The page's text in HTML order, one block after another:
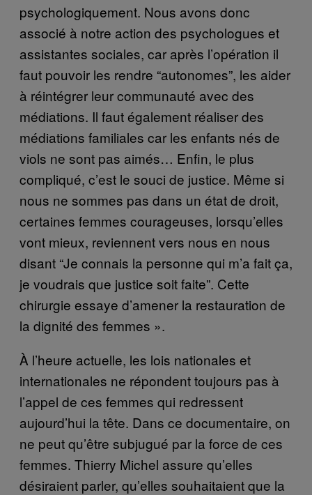
psychologiquement. Nous avons donc
associé à notre action des psychologues et
assistantes sociales, car après l’opération il
faut pouvoir les rendre “autonomes”, les aider
à réintégrer leur communauté avec des
médiations. Il faut également réaliser des
médiations familiales car les enfants nés de
viols ne sont pas aimés… Enfin, le plus
compliqué, c’est le souci de justice. Même si
nous ne sommes pas dans un état de droit,
certaines femmes courageuses, lorsqu’elles
vont mieux, reviennent vers nous en nous
disant “Je connais la personne qui m’a fait ça,
je voudrais que justice soit faite”. Cette
chirurgie essaye d’amener la restauration de
la dignité des femmes ».
À l’heure actuelle, les lois nationales et
internationales ne répondent toujours pas à
l’appel de ces femmes qui redressent
aujourd’hui la tête. Dans ce documentaire, on
ne peut qu’être subjugué par la force de ces
femmes. Thierry Michel assure qu’elles
désiraient parler, qu’elles souhaitaient que la